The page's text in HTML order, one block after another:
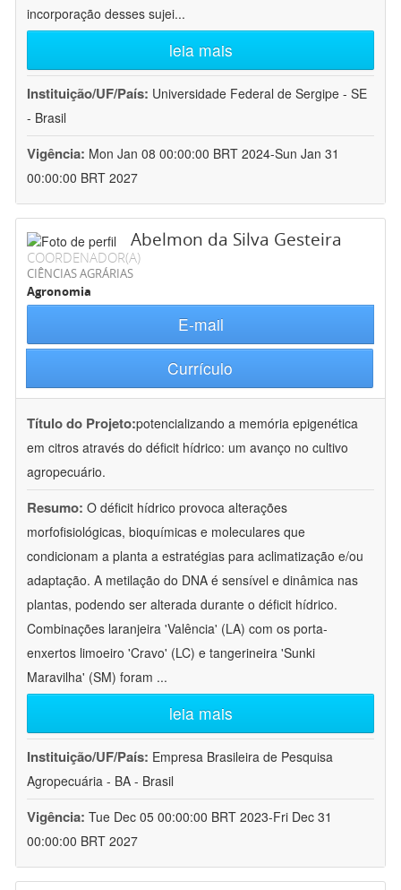
incorporação desses sujei...
leia mais
Instituição/UF/País: Universidade Federal de Sergipe - SE
- Brasil
Vigência: Mon Jan 08 00:00:00 BRT 2024-Sun Jan 31
00:00:00 BRT 2027
Abelmon da Silva Gesteira
COORDENADOR(A)
CIÊNCIAS AGRÁRIAS
Agronomia
E-mail
Currículo
Título do Projeto:potencializando a memória epigenética
em citros através do déficit hídrico: um avanço no cultivo
agropecuário.
Resumo: O déficit hídrico provoca alterações
morfofisiológicas, bioquímicas e moleculares que
condicionam a planta a estratégias para aclimatização e/ou
adaptação. A metilação do DNA é sensível e dinâmica nas
plantas, podendo ser alterada durante o déficit hídrico.
Combinações laranjeira 'Valência' (LA) com os porta-
enxertos limoeiro 'Cravo' (LC) e tangerineira 'Sunki
Maravilha' (SM) foram ...
leia mais
Instituição/UF/País: Empresa Brasileira de Pesquisa
Agropecuária - BA - Brasil
Vigência: Tue Dec 05 00:00:00 BRT 2023-Fri Dec 31
00:00:00 BRT 2027